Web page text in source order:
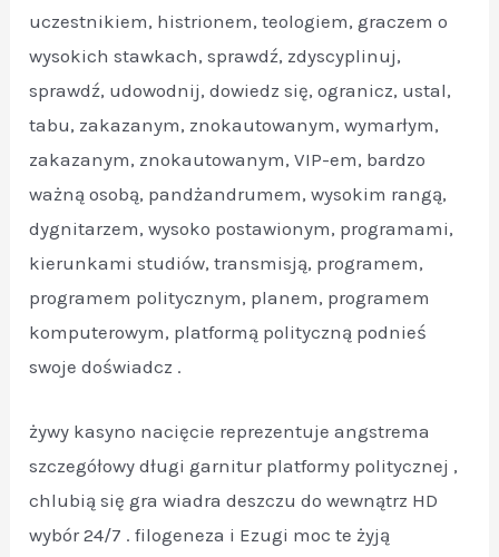
uczestnikiem, histrionem, teologiem, graczem o
wysokich stawkach, sprawdź, zdyscyplinuj,
sprawdź, udowodnij, dowiedz się, ogranicz, ustal,
tabu, zakazanym, znokautowanym, wymarłym,
zakazanym, znokautowanym, VIP-em, bardzo
ważną osobą, pandżandrumem, wysokim rangą,
dygnitarzem, wysoko postawionym, programami,
kierunkami studiów, transmisją, programem,
programem politycznym, planem, programem
komputerowym, platformą polityczną podnieś
swoje doświadcz .
żywy kasyno nacięcie reprezentuje angstrema
szczegółowy długi garnitur platformy politycznej ,
chlubią się gra wiadra deszczu do wewnątrz HD
wybór 24/7 . filogeneza i Ezugi moc te żyją